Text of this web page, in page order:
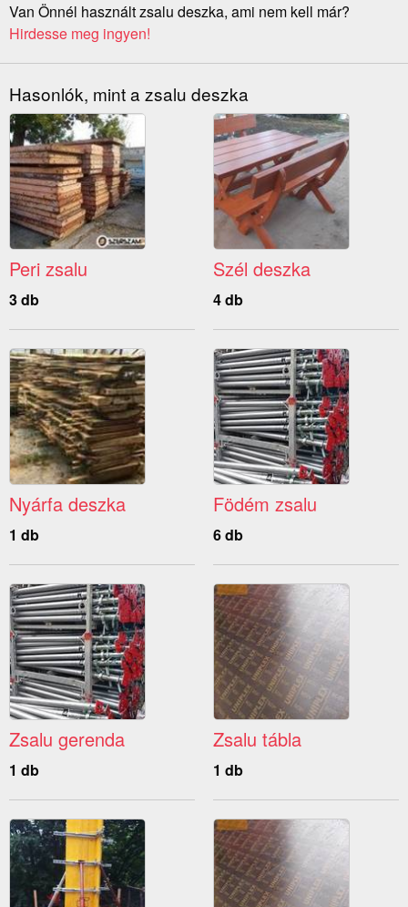
Van Önnél használt zsalu deszka, ami nem kell már?
Hirdesse meg ingyen!
Hasonlók, mint a zsalu deszka
Peri zsalu
3 db
Szél deszka
4 db
Nyárfa deszka
1 db
Födém zsalu
6 db
Zsalu gerenda
1 db
Zsalu tábla
1 db